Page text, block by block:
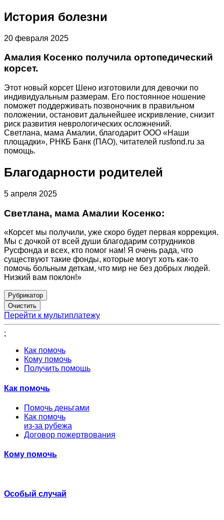
История болезни
20 февраля 2025
Амалия Косенко получила ортопедический
корсет.
Этот новый корсет Шено изготовили для девочки по
индивидуальным размерам. Его постоянное ношение
поможет поддерживать позвоночник в правильном
положении, остановит дальнейшее искривление, снизит
риск развития неврологических осложнений.
Светлана, мама Амалии, благодарит ООО «Наши
площадки», РНКБ Банк (ПАО), читателей rusfond.ru за
помощь.
Благодарности родителей
5 апреля 2025
Светлана, мама Амалии Косенко:
«Корсет мы получили, уже скоро будет первая коррекция.
Мы с дочкой от всей души благодарим сотрудников
Русфонда и всех, кто помог нам! Я очень рада, что
существуют такие фонды, которые могут хоть как-то
помочь больным деткам, что мир не без добрых людей.
Низкий вам поклон!»
Рубрикатор
Перейти к мультиплатежу
;
Как помочь
Кому помочь
Получить помощь
Как помочь
Помочь деньгами
Как помочь
из-за рубежа
Договор пожертвования
Кому помочь
Особый случай